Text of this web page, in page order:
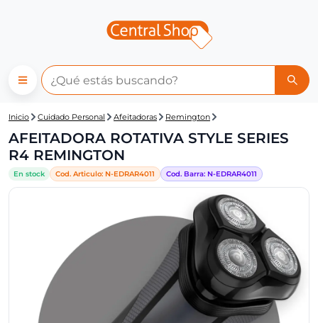
Central Shop: AFEITADORA
Inicio Cuidado Personal Afeitadoras Remington
AFEITADORA ROTATIVA STYLE SERIES
R4 REMINGTON
En stock Cod. Articulo: N-EDRAR4011 Cod. Barra: N-EDRAR4011